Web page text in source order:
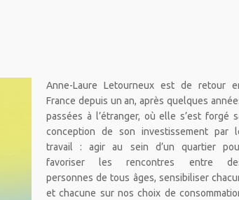
Anne-Laure Letourneux est de retour
France depuis un an, après quelques
passées à l’étranger, où elle s’est forgé
conception de son investissement par
travail : agir au sein d’un quartier
favoriser les rencontres entre
personnes de tous âges, sensibiliser
et chacune sur nos choix de